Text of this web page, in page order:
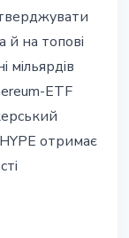
й на топовi
мiльярдiв
ETF
отримає